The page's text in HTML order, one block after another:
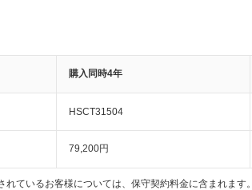
購入同時4年
HSCT31504
79,200円
ているお客様については、保守契約料金に含まれます。